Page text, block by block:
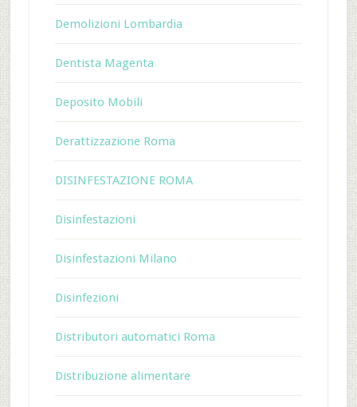
Demolizioni Lombardia
Dentista Magenta
Deposito Mobili
Derattizzazione Roma
DISINFESTAZIONE ROMA
Disinfestazioni
Disinfestazioni Milano
Disinfezioni
Distributori automatici Roma
Distribuzione alimentare